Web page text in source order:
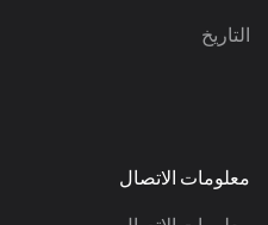
التاريخ
معلومات الاتصال